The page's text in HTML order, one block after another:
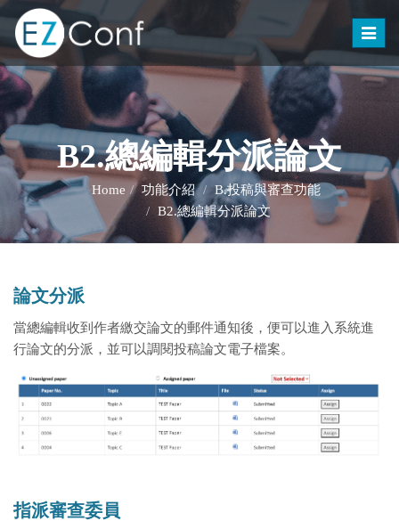
Toggle
B2.總編輯分派論文
Home 功能介紹
B.投稿與審查功能
B2.總編輯分派論文
論文分派
當總編輯收到作者繳交論文的郵件通知後，便可以進入系統進
行論文的分派，並可以調閱投稿論文電子檔案。
指派審查委員